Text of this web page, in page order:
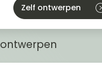
Zelf ontwerpen
ontwerpen